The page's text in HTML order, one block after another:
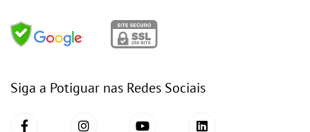
Siga a Potiguar nas Redes Sociais